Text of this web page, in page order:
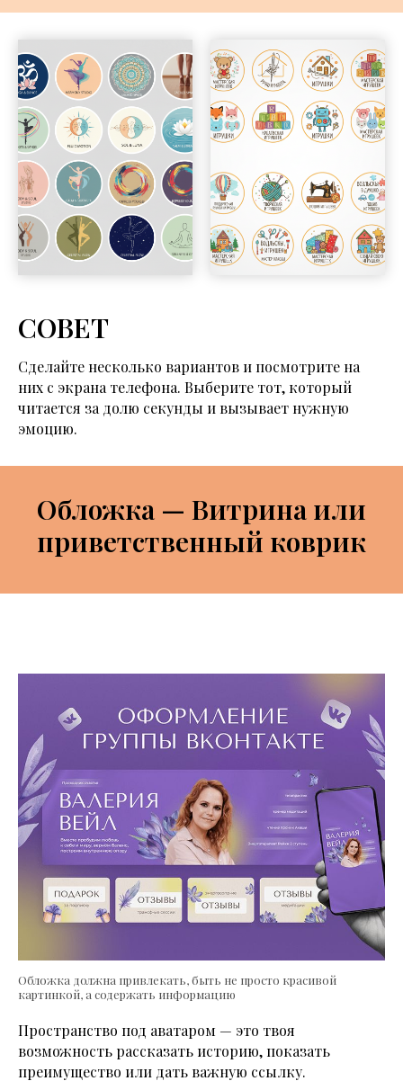
СОВЕТ
Сделайте несколько вариантов и посмотрите на
них с экрана телефона. Выберите тот, который
читается за долю секунды и вызывает нужную
эмоцию.
Обложка — Витрина или
приветственный коврик
Обложка должна привлекать, быть не просто красивой
картинкой, а содержать информацию
Пространство под аватаром — это твоя
возможность рассказать историю, показать
преимущество или дать важную ссылку.